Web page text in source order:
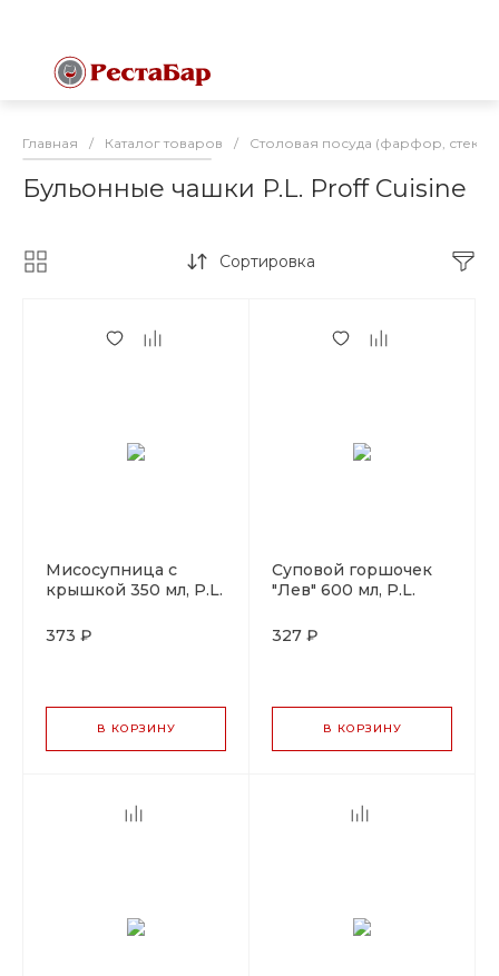
Главная / Каталог товаров / Столовая посуда (фарфор,
Бульонные чашки P.L. Proff Cuisine
Сортировка
Мисосупница с
крышкой 350 мл, P.L.
373 ₽
В КОРЗИНУ
Суповой горшочек
"Лев" 600 мл, P.L.
327 ₽
В КОРЗИНУ